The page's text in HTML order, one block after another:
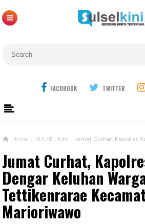
FACOBOOK TWITTER
Home › SULSEL KINI Jumat Curhat, Kapolres Soppeng Dengar
Jumat Curhat,
Dengar Keluhan
Tettikenrarae
Marioriwawo